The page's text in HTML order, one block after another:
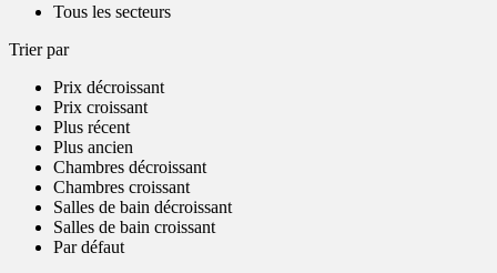
Tous les secteurs
Trier par
Prix décroissant
Prix croissant
Plus récent
Plus ancien
Chambres décroissant
Chambres croissant
Salles de bain décroissant
Salles de bain croissant
Par défaut